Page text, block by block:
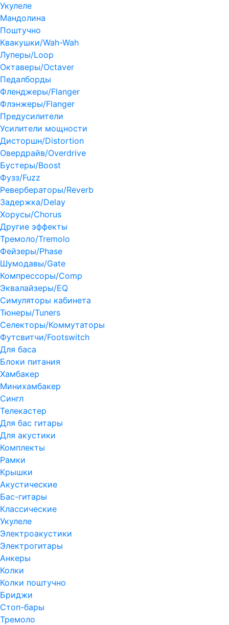
Укулеле
Мандолина
Поштучно
Квакушки/Wah-Wah
Луперы/Loop
Октаверы/Octaver
Педалборды
Фленджеры/Flanger
Флэнжеры/Flanger
Предусилители
Усилители мощности
Дисторшн/Distortion
Овердрайв/Overdrive
Бустеры/Boost
Фузз/Fuzz
Ревербераторы/Reverb
Задержка/Delay
Хорусы/Chorus
Другие эффекты
Тремоло/Tremolo
Фейзеры/Phase
Шумодавы/Gate
Компрессоры/Comp
Эквалайзеры/EQ
Симуляторы кабинета
Тюнеры/Tuners
Селекторы/Коммутаторы
Футсвитчи/Footswitch
Для баса
Блоки питания
Хамбакер
Минихамбакер
Сингл
Телекастер
Для бас гитары
Для акустики
Комплекты
Рамки
Крышки
Акустические
Бас-гитары
Классические
Укулеле
Электроакустики
Электрогитары
Анкеры
Колки
Колки поштучно
Бриджи
Стоп-бары
Тремоло